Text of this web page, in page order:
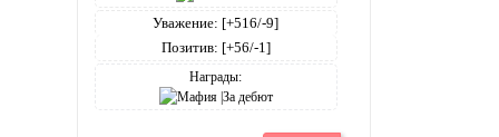
Уважение: [+516/-9]
Позитив: [+56/-1]
Награды: